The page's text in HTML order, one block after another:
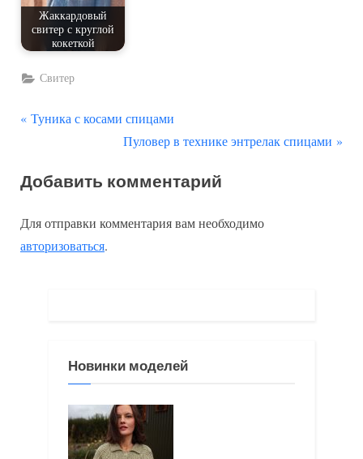
Жаккардовый
свитер с круглой
кокеткой
Свитер
Навигация
записям
П
д
д
у
Туника с косами спицами
С
е
у
а
и
с
Пуловер в технике энтрелак спицами
Добавить комментарий
Для отправки комментария вам необходимо
авторизоваться.
Новинки моделей